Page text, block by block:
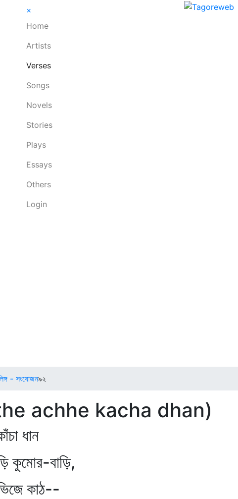
×
Home
Artists
Verses
Songs
Novels
Stories
Plays
Essays
Others
Login
- সংযোজন৯২
achhe kacha dhan)
ধান
কুমোর-বাড়ি,
কাঠ--